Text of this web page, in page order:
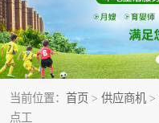
当前位置： 首页 > 供应商机 >
点工
家庭保姆